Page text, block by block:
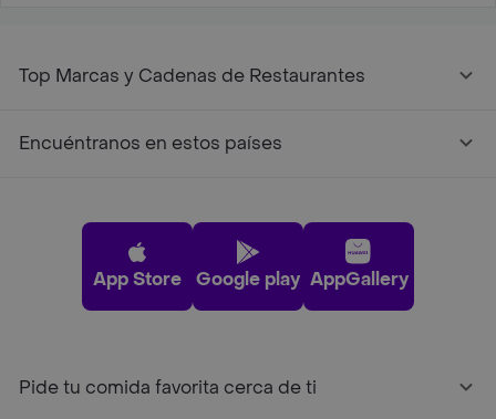
Top Marcas y Cadenas de Restaurantes
Encuéntranos en estos países
App Store Google play AppGallery
Pide tu comida favorita cerca de ti